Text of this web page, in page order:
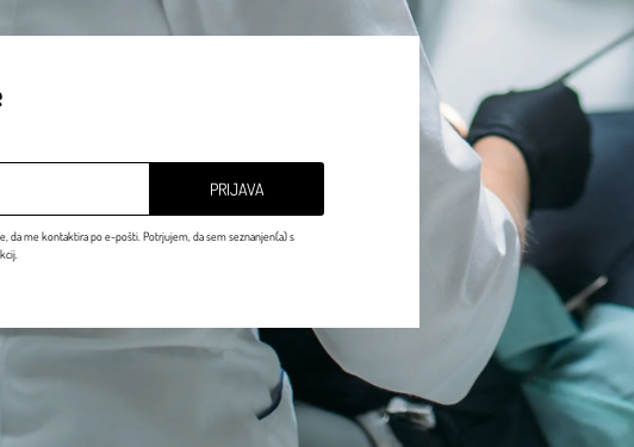
PRIJAVA
da me kontaktira po e-pošti. Potrjujem, da sem seznanjen(a) s